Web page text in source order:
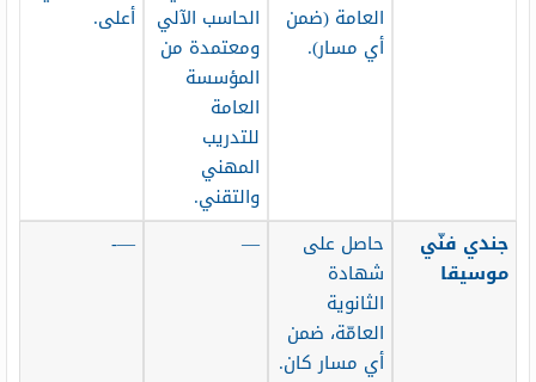
العامة (ضمن
أي مسار).
الحاسب الآلي
ومعتمدة من
المؤسسة
العامة
للتدريب
المهني
والتقني.
أعلى.
جندي فنّي
موسيقا
حاصل على
شهادة
الثانوية
العامّة، ضمن
أي مسار كان.
—
—-